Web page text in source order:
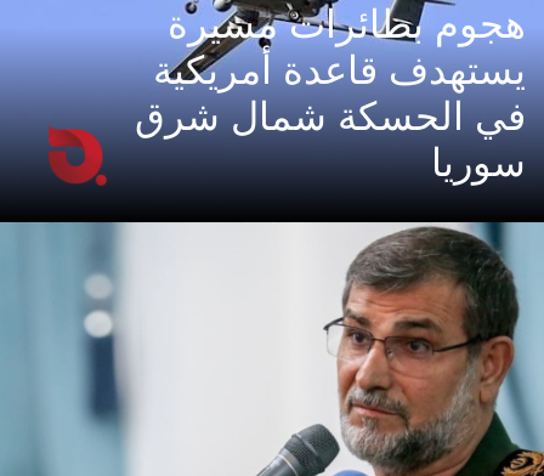
هجوم بطائرات مسيرة
يستهدف قاعدة أمريكية
في الحسكة شمال شرق
سوريا